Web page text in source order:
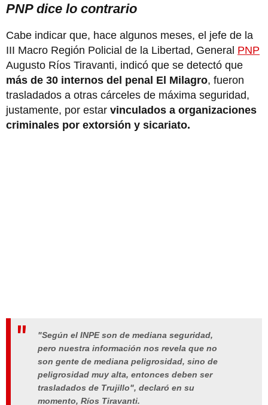
PNP dice lo contrario
Cabe indicar que, hace algunos meses, el jefe de la
III Macro Región Policial de la Libertad, General PNP
Augusto Ríos Tiravanti, indicó que se detectó que
más de 30 internos del penal El Milagro, fueron
trasladados a otras cárceles de máxima seguridad,
justamente, por estar vinculados a organizaciones
criminales por extorsión y sicariato.
"Según el INPE son de mediana seguridad,
pero nuestra información nos revela que no
son gente de mediana peligrosidad, sino de
peligrosidad muy alta, entonces deben ser
trasladados de Trujillo", declaró en su
momento, Ríos Tiravanti.